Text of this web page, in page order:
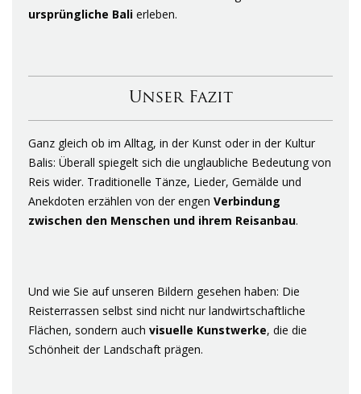
ursprüngliche Bali erleben.
Unser Fazit
Ganz gleich ob im Alltag, in der Kunst oder in der Kultur
Balis: Überall spiegelt sich die unglaubliche Bedeutung von
Reis wider. Traditionelle Tänze, Lieder, Gemälde und
Anekdoten erzählen von der engen Verbindung
zwischen den Menschen und ihrem Reisanbau.
Und wie Sie auf unseren Bildern gesehen haben: Die
Reisterrassen selbst sind nicht nur landwirtschaftliche
Flächen, sondern auch visuelle Kunstwerke, die die
Schönheit der Landschaft prägen.